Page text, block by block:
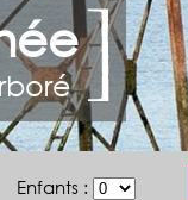
Enfants :